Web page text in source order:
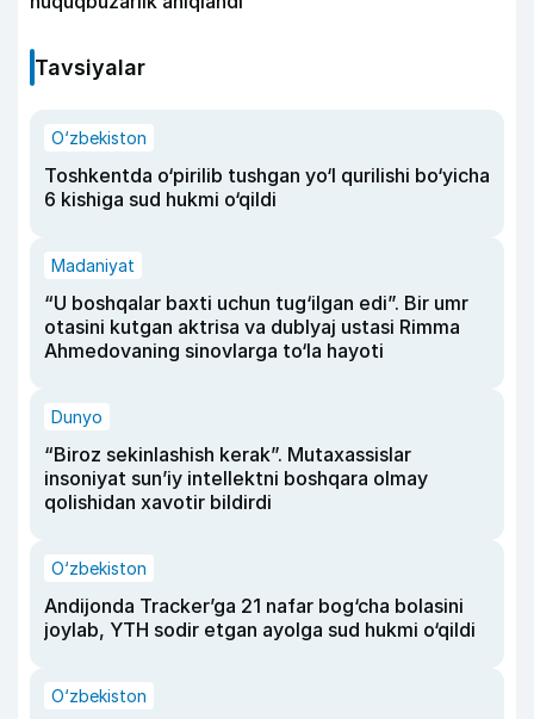
Tavsiyalar
O‘zbekiston
Toshkentda o‘pirilib tushgan yo‘l qurilishi bo‘yicha
6 kishiga sud hukmi o‘qildi
Madaniyat
“U boshqalar baxti uchun tug‘ilgan edi”. Bir umr
otasini kutgan aktrisa va dublyaj ustasi Rimma
Ahmedovaning sinovlarga to‘la hayoti
Dunyo
“Biroz sekinlashish kerak”. Mutaxassislar
insoniyat sun’iy intellektni boshqara olmay
qolishidan xavotir bildirdi
O‘zbekiston
Andijonda Tracker’ga 21 nafar bog‘cha bolasini
joylab, YTH sodir etgan ayolga sud hukmi o‘qildi
O‘zbekiston